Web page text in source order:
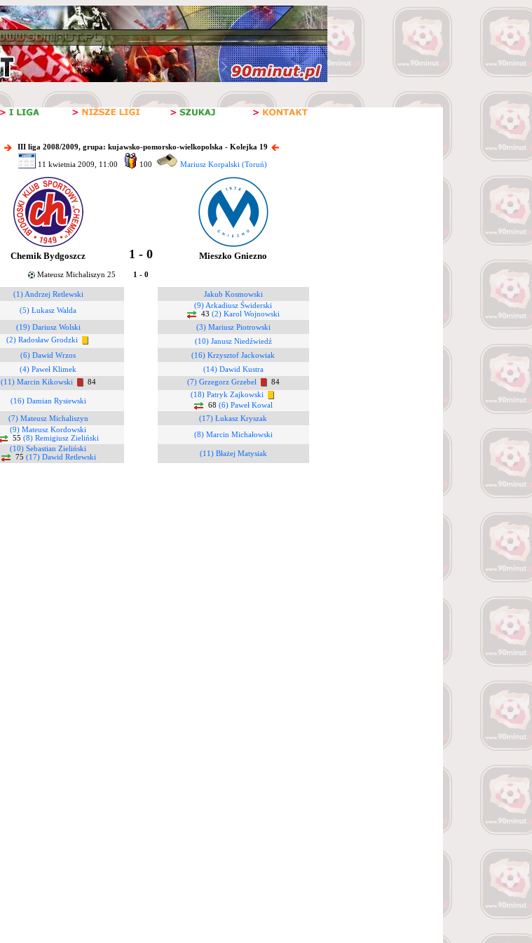
III liga 2008/2009, grupa: kujawsko-pomorsko-wielkopolska - Kolejka 19
11 kwietnia 2009, 11:00 100 Mariusz Korpalski (Toruń)
Chemik Bydgoszcz 1 - 0 Mieszko Gniezno
Mateusz Michaliszyn 25 1 - 0
(1) Andrzej Retlewski
Jakub Kosmowski
(5) Łukasz Walda
(9) Arkadiusz Świderski
43 (2) Karol Wojnowski
(19) Dariusz Wolski
(3) Mariusz Piotrowski
(2) Radosław Grodzki
(10) Janusz Niedźwiedź
(6) Dawid Wrzos
(16) Krzysztof Jackowiak
(4) Paweł Klimek
(14) Dawid Kustra
(11) Marcin Kikowski
84 (7) Grzegorz Grzebel 84
(16) Damian Rysiewski
(18) Patryk Zajkowski
68 (6) Paweł Kowal
(7) Mateusz Michaliszyn
(17) Łukasz Kryszak
(9) Mateusz Kordowski
55 (8) Remigiusz Zieliński
(8) Marcin Michałowski
(10) Sebastian Zieliński
75 (17) Dawid Retlewski (11) Błażej Matysiak